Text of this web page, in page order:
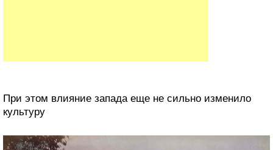
При этом влияние запада еще не сильно изменило
культуру